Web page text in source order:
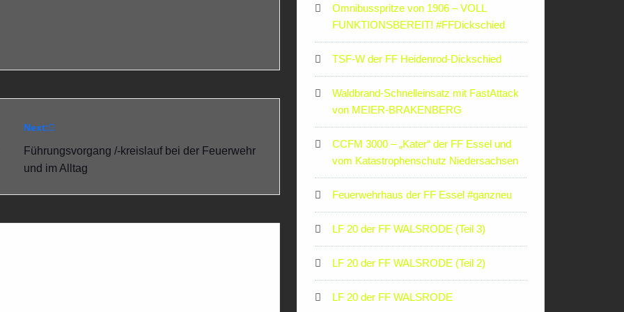
Next:
Führungsvorgang /-kreislauf bei der Feuerwehr
und im Alltag
Omnibusspritze von 1906 – VOLL
FUNKTIONSBEREIT! #FFDickschied
TSF-W der FF Heidenrod-Dickschied
Waldbrand-Schnelleinsatz mit FastAttack
von MEIER-BRAKENBERG
CCFM 3000 – „Kater“ der FF Essel und
vom Katastrophenschutz Niedersachsen
Feuerwehrhaus der FF Essel #ganzneu
LF 20 der FF WALSRODE (Teil 3)
LF 20 der FF WALSRODE (Teil 2)
LF 20 der FF WALSRODE